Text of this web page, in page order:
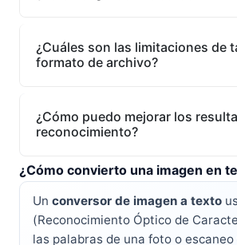
¿Cuáles son las limitaciones de
formato de archivo?
¿Cómo puedo mejorar los
reconocimiento?
¿Cómo convierto una imagen en
Un conversor de imagen a texto
(Reconocimiento Óptico de
las palabras de una foto o